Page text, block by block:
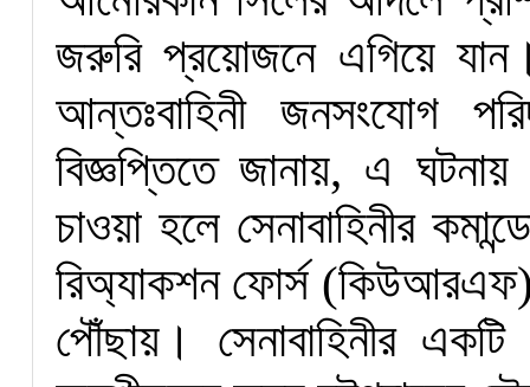
জরুরি প্রয়োজনে এগিয়ে
আন্তঃবাহিনী জনসংযোগ
বিজ্ঞপ্তিতে জানায়, এ ঘটনায়
চাওয়া হলে সেনাবাহিনীর
রিঅ্যাকশন ফোর্স (কিউআরএফ)
পৌঁছায়। সেনাবাহিনীর